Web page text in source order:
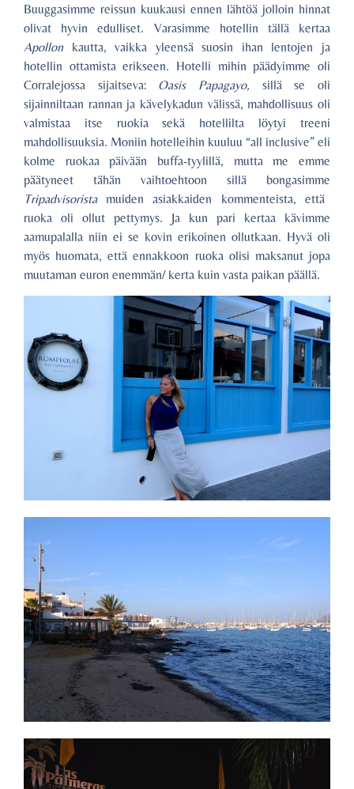
Buuggasimme reissun kuukausi ennen lähtöä jolloin hinnat
olivat hyvin edulliset. Varasimme hotellin tällä kertaa
Apollonkautta, vaikka yleensä suosin ihan lentojen ja
hotellin ottamista erikseen. Hotelli mihin päädyimme oli
Corralejossa sijaitseva: Oasis Papagayo, sillä se oli
sijainniltaan rannan ja kävelykadun välissä, mahdollisuus oli
valmistaa itse ruokia sekä hotellilta löytyi treeni
mahdollisuuksia. Moniin hotelleihin kuuluu “all inclusive” eli
kolme ruokaa päivään buffa-tyylillä, mutta me emme
päätyneet tähän vaihtoehtoon sillä bongasimme
Tripadvisoristamuiden asiakkaiden kommenteista, että
ruoka oli ollut pettymys. Ja kun pari kertaa kävimme
aamupalalla niin ei se kovin erikoinen ollutkaan. Hyvä oli
myös huomata, että ennakkoon ruoka olisi maksanut jopa
muutaman euron enemmän/ kerta kuin vasta paikan päällä.